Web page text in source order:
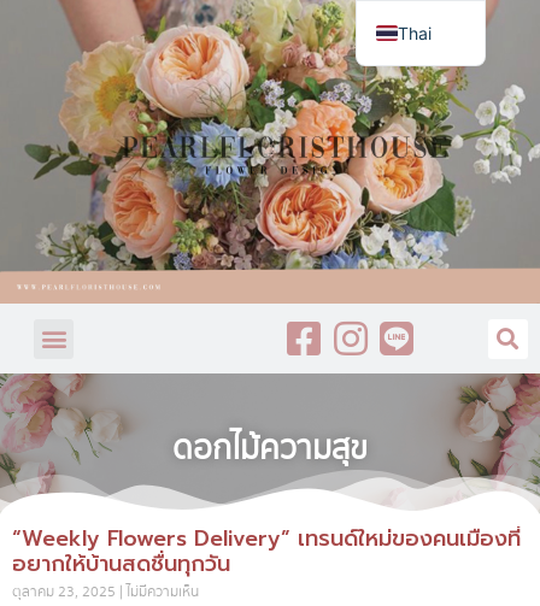
ดอกไม้ความสุข
“Weekly Flowers Delivery” เทรนด์ใหม่ของคนเมืองที่
อยากให้บ้านสดชื่นทุกวัน
ตุลาคม 23, 2025 ไม่มีความเห็น
Thai
English